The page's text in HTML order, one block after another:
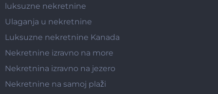
luksuzne nekretnine
Ulaganja u nekretnine
Luksuzne nekretnine Kanada
Nekretnine izravno na more
Nekretnina izravno na jezero
Nekretnine na samoj plaži